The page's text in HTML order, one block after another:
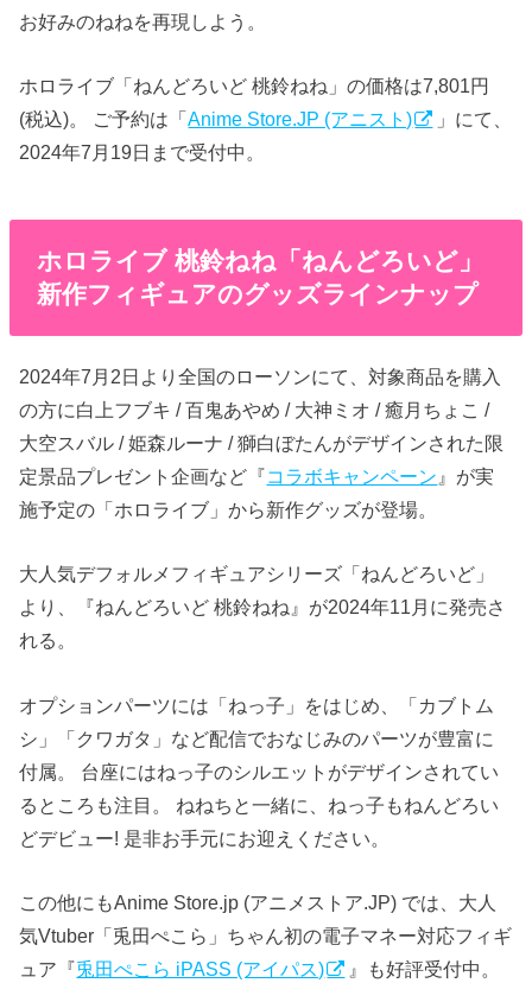
お好みのねねを再現しよう。
ホロライブ「ねんどろいど 桃鈴ねね」の価格は7,801円
(税込)。 ご予約は「Anime Store.JP (アニスト)
」にて、
2024年7月19日まで受付中。
ホロライブ 桃鈴ねね「ねんどろいど」
新作フィギュアのグッズラインナップ
2024年7月2日より全国のローソンにて、対象商品を購入
の方に白上フブキ / 百鬼あやめ / 大神ミオ / 癒月ちょこ /
大空スバル / 姫森ルーナ / 獅白ぼたんがデザインされた限
定景品プレゼント企画など『コラボキャンペーン 』が実
施予定の「ホロライブ」から新作グッズが登場。
大人気デフォルメフィギュアシリーズ「ねんどろいど」
より、『ねんどろいど 桃鈴ねね』が2024年11月に発売さ
れる。
オプションパーツには「ねっ子」をはじめ、「カブトム
シ」「クワガタ」など配信でおなじみのパーツが豊富に
付属。 台座にはねっ子のシルエットがデザインされてい
るところも注目。 ねねちと一緒に、ねっ子もねんどろい
どデビュー! 是非お手元にお迎えください。
この他にもAnime Store.jp (アニメストア.JP) では、大人
気Vtuber「兎田ぺこら」ちゃん初の電子マネー対応フィギ
ュア『兎田ぺこら iPASS (アイパス)
』も好評受付中。